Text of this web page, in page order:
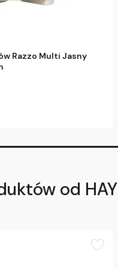
Razzo Multi Jasny
od HAY